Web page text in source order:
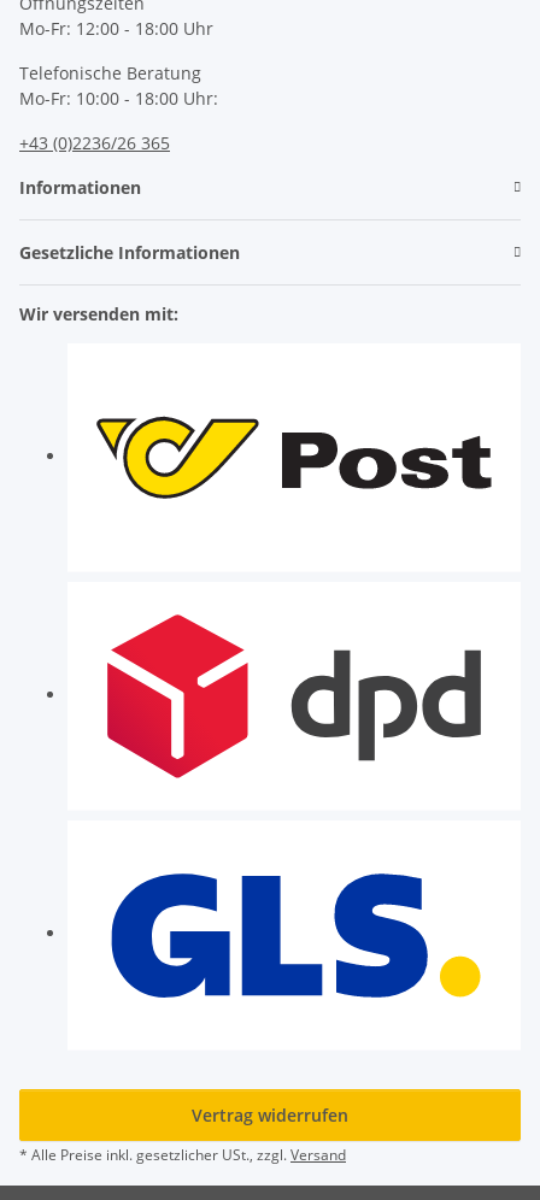
Mo-Fr: 12:00 - 18:00 Uhr
Telefonische Beratung
Mo-Fr: 10:00 - 18:00 Uhr:
+43 (0)2236/26 365
Informationen
Gesetzliche Informationen
Wir versenden mit:
Vertrag widerrufen
* Alle Preise inkl. gesetzlicher USt., zzgl.Versand